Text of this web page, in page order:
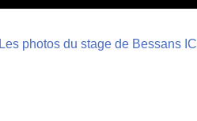
Les photos du stage de Bessans ICI